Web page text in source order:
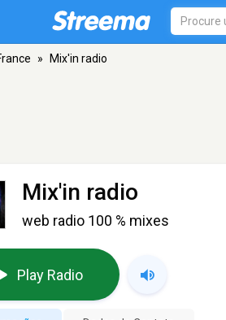
» Mix'in radio
Mix'in radio
web radio 100 % mixes
Play Radio